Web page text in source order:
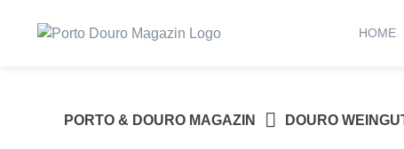
HOME
PORTO & DOURO MAGAZIN DOURO